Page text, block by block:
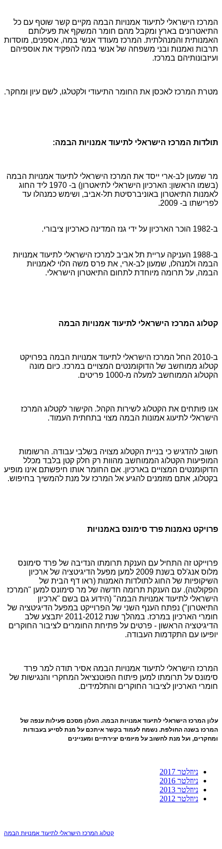
המרכז הישראלי לתיעוד אמנויות הבמה מקיים קשר שוטף עם כל
התיאטרונים בארץ ומקבל מהם חומר המשקף את פעילותם
האמנותית והמנהלתית. המרכז מעודד אנשי במה, אספנים, מוסדות
תרבות ואמנות ובני משפחה של אנשי במה להפקיד את אוספיהם
ועיזבונותיהם במרכז.
מטרת המרכז לאכסן את החומר התיעודי ולקטלגו, לשם עיון ומחקר.
תולדות המרכז הישראלי לתיעוד אמנויות הבמה:
מר שמעון לב-ארי ייסד את המרכז הישראלי לתיעוד אמנויות הבמה
(בשמו הראשון: הארכיון הישראלי לתיאטרון) ב- 1970 ליד החוג
לאמנות התיאטרון באוניברסיטת תל-אביב, ושימש כמנהלו עד
לפרישתו ב- 2009.
ב-1982 הוכר הארכיון על ידי גנז המדינה כארכיון ציבורי.
ב-1988 העניקה עריית תל אביב למרכז הישראלי לתיעוד אמנויות
הבמה ולמנהלו, שמעון לב-ארי, את פרס משה הלוי לאמנויות
הבמה, על תרומה מיוחדת לתחום התיאטרון הישראלי.
קטלוג המרכז הישראלי לתיעוד אמנויות הבמה
ב-2010 החל המרכז הישראלי לתיעוד אמנויות הבמה בפרויקט
קטלוג ממוחשב של הדוקומנטים המצויים במרכז. כיום מונה
הקטלוג הממוחשב למעלה מ-1000 פריטים.
אנו פותחים את הקטלוג לשירות הקהל. הקישור לקטלוג המרכז
הישראלי לתיעוג אמונות הבמה מצוי בתחתית העמוד.
חשוב להדגיש כי בניית הקטלוג מצויה בשלבי עבודה. הרשומות
המופיעות הקטלוג הממוחשב מהוות רק חלק קטן בלבד מכלל
הדוקומנטים המצויים בארכיון. אם החומר אותו חיפשתם אינו מופיע
בקטלוג, אתם מוזמנים להגיע אל המרכז על מנת להמשיך בחיפוש.
פרויקט נאמנות פרד סימונס באמנויות
פרוייקט זה התחיל עם הענקת תרומתו הנדיבה של פרד סימונס
מלוס אנג'לס בשנת 2009 למען מפעל הדיגיטציה של ארכיון
השיקופיות של החוג לתולדות האמנות (ראו דף הבית של
הפקולטה). עם הענקת תרומה חדשה של מר סימונס למען "המרכז
הישראלי לתיעוד אמנויות הבמה" (הידוע גם בשם "ארכיון
התיאטרון") נפתח הענף השני של הפרוייקט במפעל הדיגיטציה של
חומרי הארכיון במרכז. במהלך שנת 2011-2012 יתבצע שלב
הדיגיטציה הראשון - פרטים על פתיחת החומרים לציבור החוקרים
יופיעו עם התקדמות העבודה.
המרכז הישראלי לתיעוד אמנויות הבמה אסיר תודה למר פרד
סימונס על תרומתו למען פיתוח הפוטנציאל המחקרי והנגישות של
חומרי הארכיון לציבור החוקרים והתלמידים.
עלון המרכז הישראלי לתיעוד אמנויות הבמה. העלון מסכם פעילות ענפה של
המרכז בשנה החולפת. נשמח לעמוד בקשר איתכם על מנת לסייע בעבודות
ומחקרים, ועל מנת לחשוב על מיזמים יצירתיים ומעניינים
ניוזלטר 2017
ניוזלטר 2016
ניוזלטר 2013
ניוזלטר 2012
קטלוג המרכז הישראלי לתיעוד אמנויות הבמה